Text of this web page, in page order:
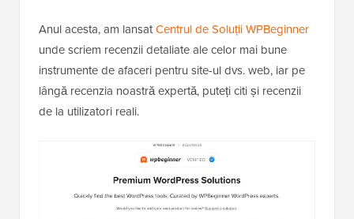
Anul acesta, am lansatCentrul de Soluții WPBeginner
unde scriem recenzii detaliate ale celor mai bune
instrumente de afaceri pentru site-ul dvs. web, iar pe
lângă recenzia noastră expertă, puteți citi și recenzii
de la utilizatori reali.